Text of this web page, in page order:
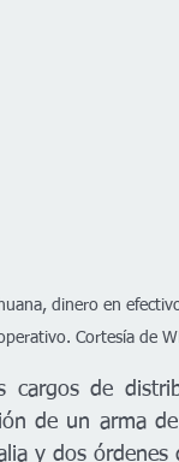
dinero en
Cortesía de
cargos de
de un arma
y dos